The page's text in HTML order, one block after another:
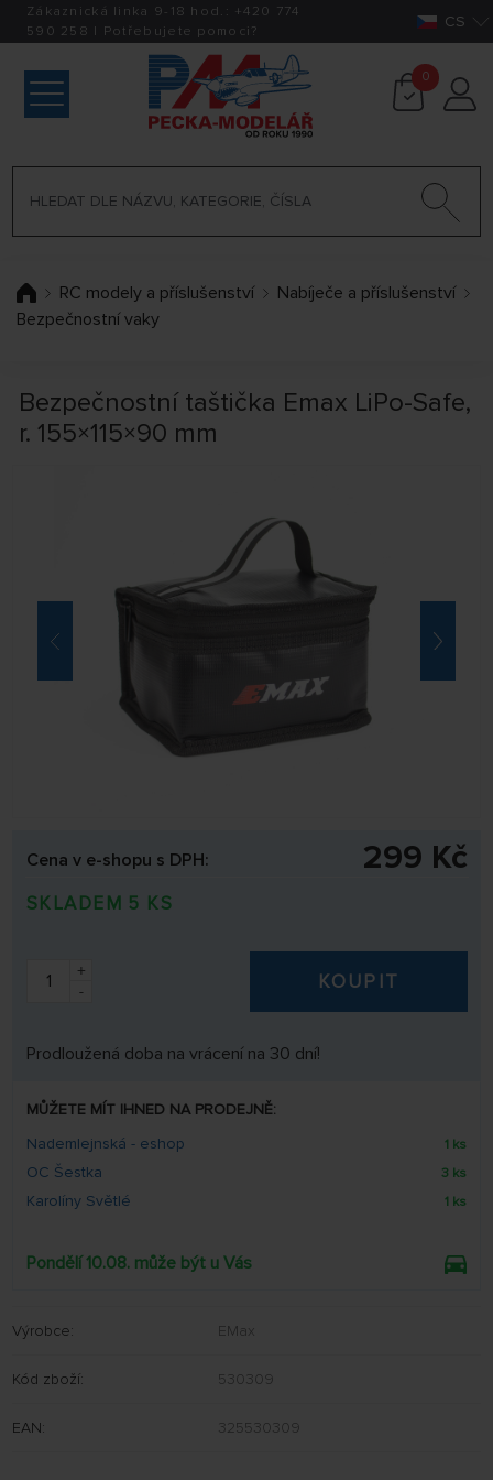
Zákaznická linka 9-18 hod.: +420 774
590 258 | Potřebujete pomoci? CS
0
RC modely a příslušenství
Nabíječe a příslušenství
Bezpečnostní vaky
Bezpečnostní taštička Emax LiPo-Safe,
r. 155×115×90 mm
Cena v e-shopu s DPH: 299 Kč
SKLADEM 5 KS
+
-
KOUPIT
Prodloužená doba na vrácení na 30 dní!
MŮŽETE MÍT IHNED NA PRODEJNĚ:
Nademlejnská - eshop
1 ks
OC Šestka 3 ks
Karolíny Světlé 1 ks
Pondělí 10.08. může být u Vás
Výrobce: EMax
Kód zboží: 530309
EAN: 325530309